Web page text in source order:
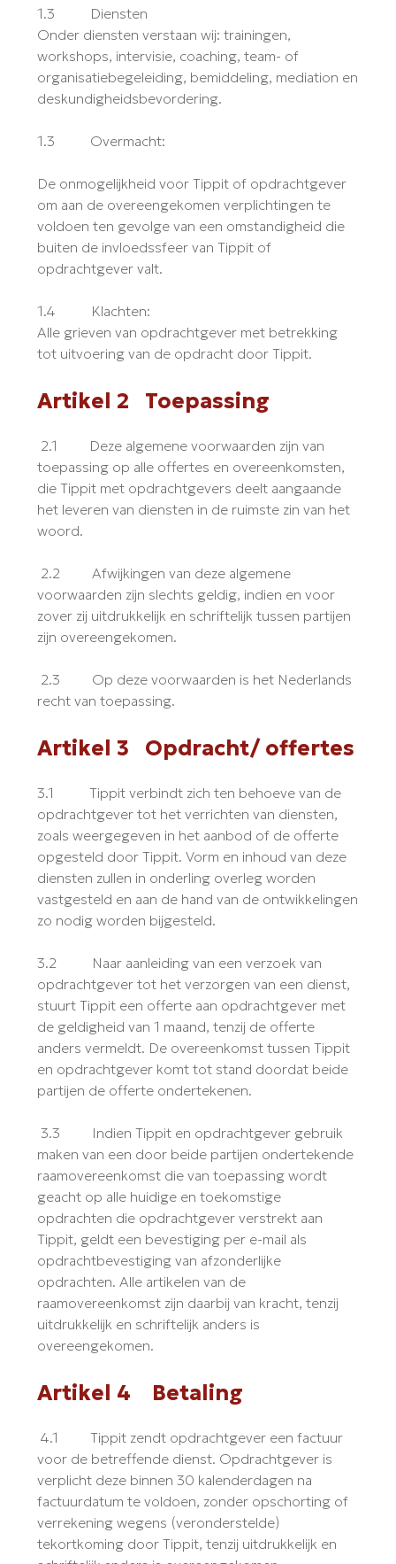
1.3 Diensten
Onder diensten verstaan wij: trainingen,
workshops, intervisie, coaching, team- of
organisatiebegeleiding, bemiddeling, mediation en
deskundigheidsbevordering.
1.3 Overmacht:
De onmogelijkheid voor Tippit of opdrachtgever
om aan de overeengekomen verplichtingen te
voldoen ten gevolge van een omstandigheid die
buiten de invloedssfeer van Tippit of
opdrachtgever valt.
1.4 Klachten:
Alle grieven van opdrachtgever met betrekking
tot uitvoering van de opdracht door Tippit.
Artikel 2 Toepassing
2.1 Deze algemene voorwaarden zijn van
toepassing op alle offertes en overeenkomsten,
die Tippit met opdrachtgevers deelt aangaande
het leveren van diensten in de ruimste zin van het
woord.
2.2 Afwijkingen van deze algemene
voorwaarden zijn slechts geldig, indien en voor
zover zij uitdrukkelijk en schriftelijk tussen partijen
zijn overeengekomen.
2.3 Op deze voorwaarden is het Nederlands
recht van toepassing.
Artikel 3 Opdracht/ offertes
3.1 Tippit verbindt zich ten behoeve van de
opdrachtgever tot het verrichten van diensten,
zoals weergegeven in het aanbod of de offerte
opgesteld door Tippit. Vorm en inhoud van deze
diensten zullen in onderling overleg worden
vastgesteld en aan de hand van de ontwikkelingen
zo nodig worden bijgesteld.
3.2 Naar aanleiding van een verzoek van
opdrachtgever tot het verzorgen van een dienst,
stuurt Tippit een offerte aan opdrachtgever met
de geldigheid van 1 maand, tenzij de offerte
anders vermeldt. De overeenkomst tussen Tippit
en opdrachtgever komt tot stand doordat beide
partijen de offerte ondertekenen.
3.3 Indien Tippit en opdrachtgever gebruik
maken van een door beide partijen ondertekende
raamovereenkomst die van toepassing wordt
geacht op alle huidige en toekomstige
opdrachten die opdrachtgever verstrekt aan
Tippit, geldt een bevestiging per e-mail als
opdrachtbevestiging van afzonderlijke
opdrachten. Alle artikelen van de
raamovereenkomst zijn daarbij van kracht, tenzij
uitdrukkelijk en schriftelijk anders is
overeengekomen.
Artikel 4 Betaling
4.1 Tippit zendt opdrachtgever een factuur
voor de betreffende dienst. Opdrachtgever is
verplicht deze binnen 30 kalenderdagen na
factuurdatum te voldoen, zonder opschorting of
verrekening wegens (veronderstelde)
tekortkoming door Tippit, tenzij uitdrukkelijk en